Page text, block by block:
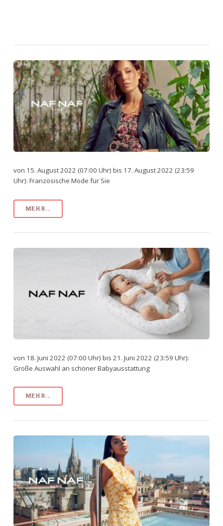
von 15. August 2022 (07:00 Uhr) bis 17. August 2022 (23:59
Uhr): Französische Mode für Sie
MEHR...
von 18. Juni 2022 (07:00 Uhr) bis 21. Juni 2022 (23:59 Uhr):
Große Auswahl an schöner Babyausstattung
MEHR...